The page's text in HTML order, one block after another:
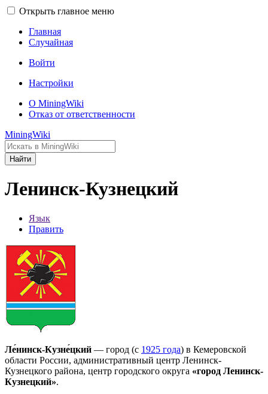
Открыть главное меню
Главная
Случайная
Войти
Настройки
О MiningWiki
Отказ от ответственности
MiningWiki
Найти
Ленинск-Кузнецкий
Язык
Править
Ле́нинск-Кузне́цкий — город (с 1925 года) в Кемеровской
области России, административный центр Ленинск-
Кузнецкого района, центр городского округа «город Ленинск-
Кузнецкий».